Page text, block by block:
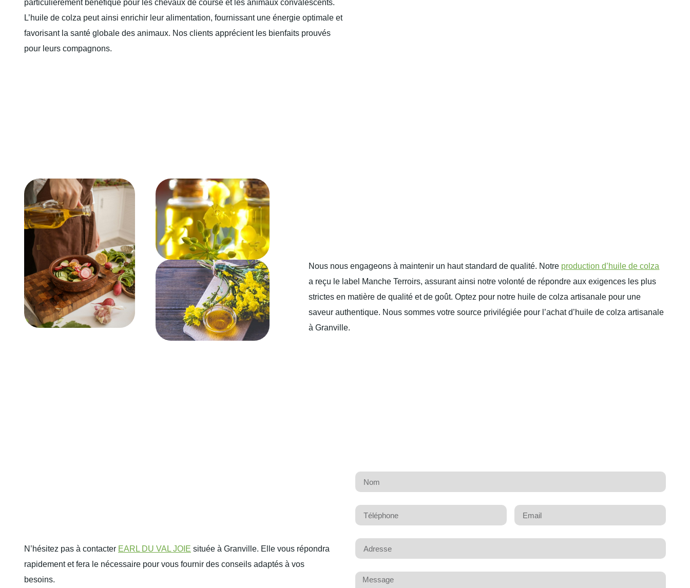
particulièrement bénéfique pour les chevaux de course et les animaux convalescents.
L’huile de colza peut ainsi enrichir leur alimentation, fournissant une énergie optimale et
favorisant la santé globale des animaux. Nos clients apprécient les bienfaits prouvés
pour leurs compagnons.
Nous nous engageons à maintenir un haut standard de qualité. Notre production d’huile de colza
a reçu le label Manche Terroirs, assurant ainsi notre volonté de répondre aux exigences les plus
strictes en matière de qualité et de goût. Optez pour notre huile de colza artisanale pour une
saveur authentique. Nous sommes votre source privilégiée pour l’achat d’huile de colza artisanale
à Granville.
N’hésitez pas à contacter EARL DU VAL JOIE située à Granville. Elle vous répondra
rapidement et fera le nécessaire pour vous fournir des conseils adaptés à vos
besoins.